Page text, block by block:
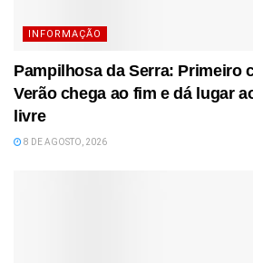
INFORMAÇÃO
Pampilhosa da Serra: Primeiro
Verão chega ao fim e dá lugar
livre
8 DE AGOSTO, 2026